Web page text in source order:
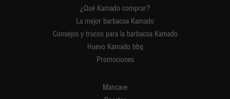
¿Qué Kamado comprar?
La mejor barbacoa Kamado
Consejos y trucos para la barbacoa Kamado
Huevo Kamado bbq
Promociones
Mancave